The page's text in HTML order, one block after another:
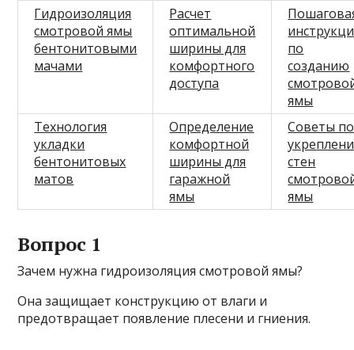
Гидроизоляция
смотровой ямы
бентонитовыми
мачами
Расчет
оптимальной
ширины для
комфортного
доступа
по
созданию
ямы
Технология
укладки
бентонитовых
матов
Определение
комфортной
ширины для
гаражной
ямы
Советы по
стен
ямы
Вопрос 1
Зачем нужна гидроизоляция смотровой ямы?
Она защищает конструкцию от влаги и
предотвращает появление плесени и гниения.